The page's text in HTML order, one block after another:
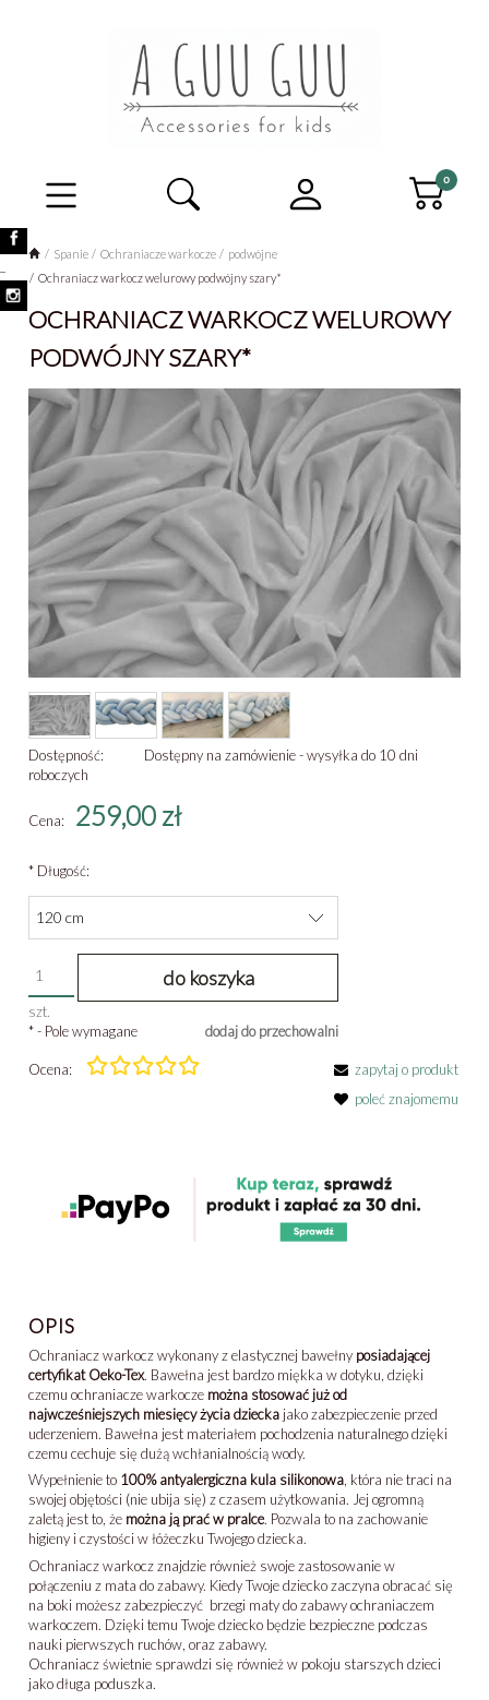
Spanie Ochraniacze warkocze
podwójne
Ochraniacz warkocz welurowy podwójny szary*
OCHRANIACZ WARKOCZ WELUROWY
PODWÓJNY SZARY*
Dostępność:
Dostępny na zamówienie - wysyłka do 10 dni
roboczych
Cena: 259,00 zł
* Długość:
szt.
do koszyka
dodaj do przechowalni
*- Pole wymagane
Ocena:
zapytaj o produkt
poleć znajomemu
OPIS
Ochraniacz warkocz wykonany z elastycznej bawełny posiadającej
certyfikat Oeko-Tex. Bawełna jest bardzo miękka w dotyku, dzięki
czemu ochraniacze warkocze można stosować już od
najwcześniejszych miesięcy życia dziecka jako zabezpieczenie przed
uderzeniem. Bawełna jest materiałem pochodzenia naturalnego dzięki
czemu cechuje się dużą wchłanialnością wody.
Wypełnienie to 100% antyalergiczna kula silikonowa, która nie traci na
swojej objętości (nie ubija się) z czasem użytkowania. Jej ogromną
zaletą jest to, że można ją prać w pralce. Pozwala to na zachowanie
higieny i czystości w łóżeczku Twojego dziecka.
Ochraniacz warkocz znajdzie również swoje zastosowanie w
połączeniu z mata do zabawy. Kiedy Twoje dziecko zaczyna obracać się
na boki możesz zabezpieczyć brzegi maty do zabawy ochraniaczem
warkoczem. Dzięki temu Twoje dziecko będzie bezpieczne podczas
nauki pierwszych ruchów, oraz zabawy.
Ochraniacz świetnie sprawdzi się również w pokoju starszych dzieci
jako długa poduszka.